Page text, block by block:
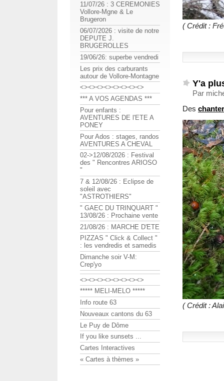
( Crédit :
Y'a
Par
Des
( Crédit :
11/07/26 : 3 CEREMONIES
Vollore-Mgne & Le
Brugeron
06/07/2026 : visite de notre
DEPUTE J.
BRUGEROLLES
19/06/26: superbe vendredi
Les prix des carburants
autour de Vollore-Montagne
<><><><><><><><>
*** A VOS AGENDAS ***
Pour enfants :
AVENTURES DE l'ETE A
PONEY
Pour Ados : stages, randos
AVENTURES A CHEVAL
02->12/08/2026 : Festival
des " Rencontres ARIOSO
"
7 & 12/08/26 : Eclipse de
soleil avec
"ASTROTHIERS"
" GAEC DU TRINQUART "
13/08/26 : Prochaine vente
21/08/26 : MARCHE D'ETE
PIZZAS " Click & Collect "
: les vendredis et samedis
Dimanche soir V-M:
Crep'yo
<><><><><><><><>
***** MELI-MELO *****
Info route 63
Nouveaux cantons du 63
Le Puy de Dôme
If you like sunsets ...
Cartes Interactives
« Cartes à thèmes »